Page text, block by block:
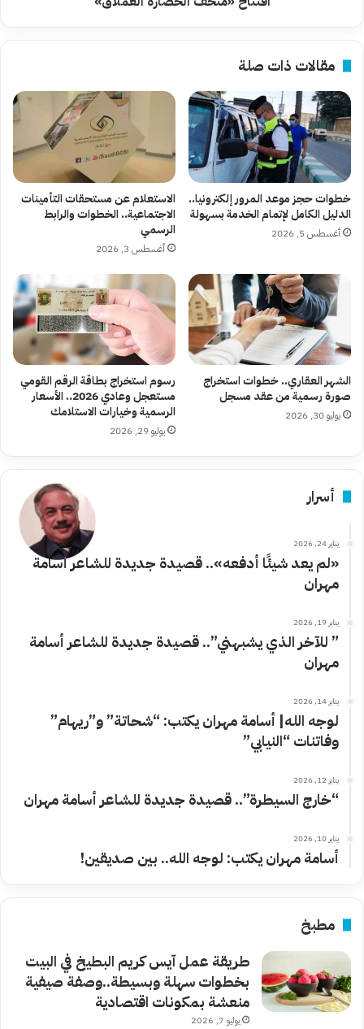
العملاق»
مقالات ذات صلة
خطوات حجز موعد المرور إلكترونيا..
الدليل الكامل لإتمام الخدمة بسهولة
أغسطس 5, 2026
الاستعلام عن مستحقات التأمينات
الاجتماعية.. الخطوات والرابط
الرسمي
أغسطس 3, 2026
الشهر العقاري.. خطوات استخراج
صورة رسمية من عقد مسجل
يوليو 30, 2026
رسوم استخراج بطاقة الرقم القومي
مستعجل وعادي 2026.. الأسعار
الرسمية وخيارات الاستلامك
يوليو 29, 2026
أسرار
يناير 24, 2026
«لم يعد شيئًا أدفعه».. قصيدة جديدة للشاعر أسامة
مهران
يناير 19, 2026
” للآخر الذي يشبهني”.. قصيدة جديدة للشاعر أسامة
مهران
يناير 14, 2026
لوجه الله| أسامة مهران يكتب: “شحاتة” و”ريهام”
وفاتنات “النيابي”
يناير 12, 2026
“خارج السيطرة”.. قصيدة جديدة للشاعر أسامة مهران
يناير 10, 2026
أسامة مهران يكتب: لوجه الله.. بين صديقين!
مطبخ
طريقة عمل آيس كريم البطيخ في البيت
بخطوات سهلة وبسيطة..وصفة صيفية
منعشة بمكونات اقتصادية
يوليو 7, 2026